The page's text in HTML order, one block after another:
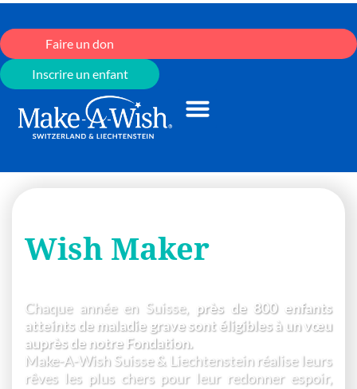
Faire un don
Inscrire un enfant
Wish Maker
Chaque année en Suisse,
près de 800 enfants
atteints de maladie grave sont éligibles à un vœu
auprès de notre Fondation.
Make-A-Wish Suisse & Liechtenstein réalise leurs
rêves les plus chers pour leur redonner espoir,